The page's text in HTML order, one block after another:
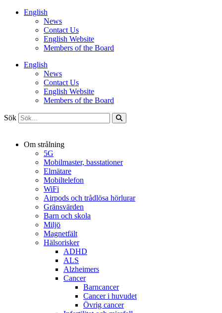
HoppaEnglish
News
Contact Us
English Website
Members of the Board
English
News
Contact Us
English Website
Members of the Board
Sök
Om strålning
5G
Mobilmaster, basstationer
Elmätare
Mobiltelefon
WiFi
Airpods och trådlösa hörlurar
Gränsvärden
Barn och skola
Miljö
Magnetfält
Hälsorisker
ADHD
ALS
Alzheimers
Cancer
Barncancer
Cancer i huvudet
Övrig cancer